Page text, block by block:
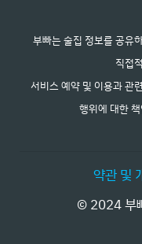
부빠는 술집 정보를 공유
직접
서비스 예약 및 이용과 관
행위에 대한
약관 및
© 2024 부